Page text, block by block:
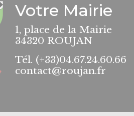
Votre Mairie
1, place de la Mairie
34320 ROUJAN
Tél. (+33)04.67.24.60.66
contact@roujan.fr